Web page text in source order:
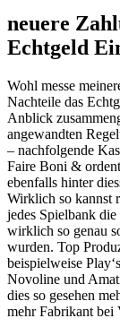
neuere
Echtgeld
Wohl messe
Nachteile das
Anblick
angewandten
– nachfolgende
Faire Boni &
ebenfalls hinter
Wirklich so kannst
jedes Spielbank
wirklich so genau
wurden. Top
beispielweise
Novoline und
dies so gesehen
mehr Fabrikant bei